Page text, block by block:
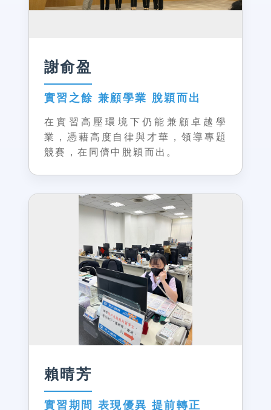
謝俞盈
實習之餘 兼顧學業 脫穎而出
在實習高壓環境下仍能兼顧卓越學
業，憑藉高度自律與才華，領導專題
競賽，在同儕中脫穎而出。
賴晴芳
實習期間 表現優異 提前轉正